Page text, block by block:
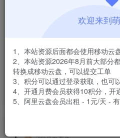
￥
免费
安装包大小
游戏本体大小
欢迎来到
1、本站资源后面都会使用移动云
2、本站资源2026年8月前大部分
转换成移动云盘，可以提交工单
3、积分可以通过登录获取，也可
4、开通月费会员获得10积分，开
5、阿里云盘会员出租 - 1元/天 -